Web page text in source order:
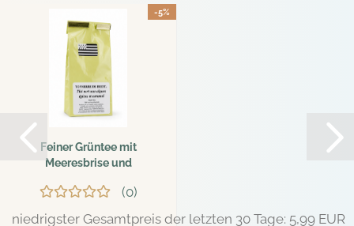
-5%
Feiner Grüntee mit
Meeresbrise und
0
niedrigster Gesamtpreis der letzten 30 Tage: 5,99 EUR